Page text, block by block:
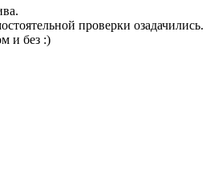
проверки озадачились.
и без :)